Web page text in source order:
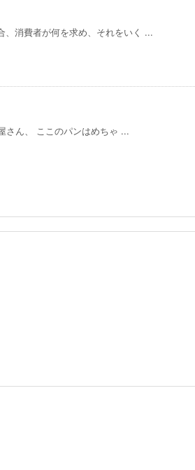
、消費者が何を求め、それをいく ...
さん、 ここのパンはめちゃ ...